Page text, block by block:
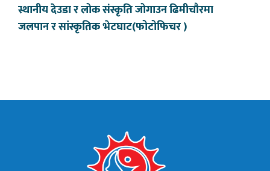
स्थानीय देउडा र लोक संस्कृति जोगाउन ढिमीचौरमा
जलपान र सांस्कृतिक भेटघाट(फोटोफिचर )